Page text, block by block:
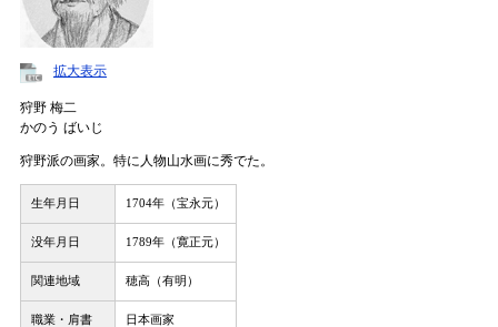
拡大表示
狩野 梅二
かのう ばいじ
狩野派の画家。特に人物山水画に秀でた。
生年月日 1704年（宝永元）
没年月日 1789年（寛正元）
関連地域 穂高（有明）
職業・肩書 日本画家